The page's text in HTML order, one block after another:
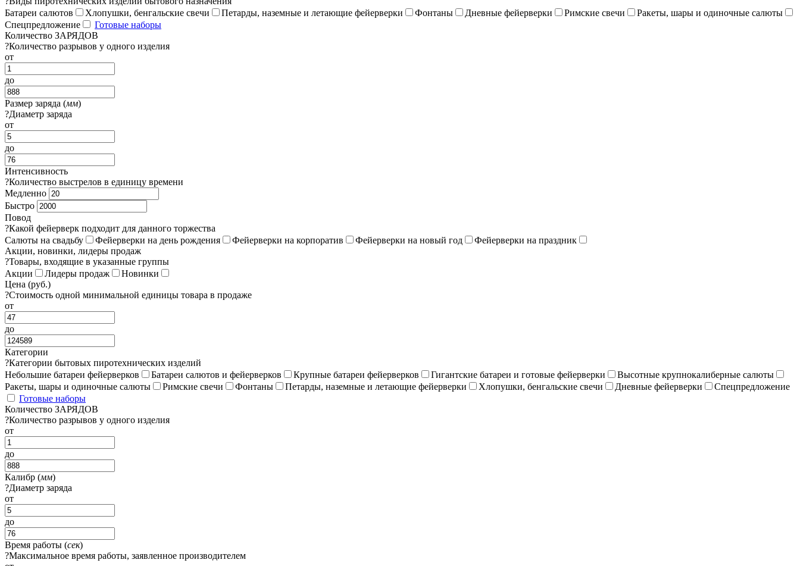
Батареи салютов
Хлопушки, бенгальские свечи Петарды, наземные и летающие фейерверки Фонтаны Дневные фейерверки Римские свечи
Ракеты, шары и одиночные салюты
Спецпредложение
Готовые наборы
Количество ЗАРЯДОВ
?Количество разрывов у одного изделия
от
до
Размер заряда (мм)
?Диаметр заряда
от
до
Интенсивность
?Количество выстрелов в единицу времени
Медленно
Быстро
Повод
?Какой фейерверк подходит для данного торжества
Салюты на свадьбу
Фейерверки на день рождения Фейерверки на корпоратив Фейерверки на новый год
Фейерверки на праздник
Акции, новинки, лидеры продаж
?Товары, входящие в указанные группы
Акции
Лидеры продаж
Новинки
Цена (руб.)
?Стоимость одной минимальной единицы товара в продаже
от
до
Категории
?Категории бытовых пиротехнических изделий
Небольшие батареи фейерверков
Батареи салютов и фейерверков Крупные батареи фейерверков Гигантские батареи и готовые фейерверки
Высотные крупнокалиберные салюты
Ракеты, шары и одиночные салюты
Римские свечи Фонтаны Петарды, наземные и летающие фейерверки Хлопушки, бенгальские свечи Дневные фейерверки
Спецпредложение
Готовые наборы
Количество ЗАРЯДОВ
?Количество разрывов у одного изделия
от
до
Калибр (мм)
?Диаметр заряда
от
до
Время работы (сек)
?Максимальное время работы, заявленное производителем